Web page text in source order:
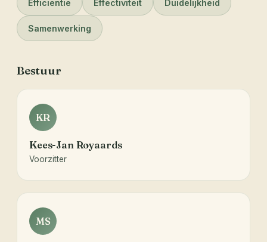
Efficiëntie Effectiviteit Duidelijkheid
Samenwerking
Bestuur
KR
Kees-Jan Royaards
Voorzitter
MS